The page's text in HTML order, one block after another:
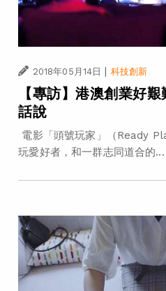
2018年05月14日 | 科技創新
【專訪】港澳創業好
話說
電影「頭號玩家」（Ready
玩愛好者，和一群志同道合的...